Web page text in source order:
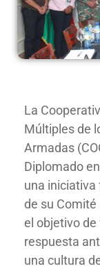
La
Múltiples de
Armadas
Diplomado
una
de su Comité
el objetivo
respuesta
una cultura